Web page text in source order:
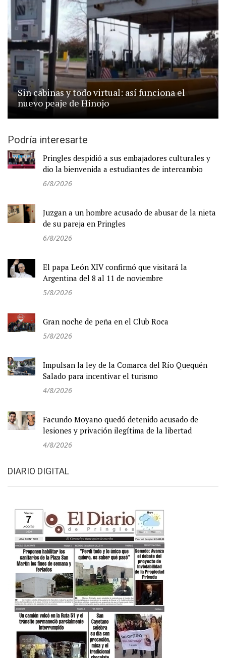
Sin cabinas y todo virtual: así funciona el
nuevo peaje de Hinojo
Podría interesarte
Pringles despidió a sus embajadores culturales y
dio la bienvenida a estudiantes de intercambio
6/8/2026
Juzgan a un hombre acusado de abusar de la nieta
de su pareja en Pringles
6/8/2026
El papa León XIV confirmó que visitará la
Argentina del 8 al 11 de noviembre
5/8/2026
Gran noche de peña en el Club Roca
5/8/2026
Impulsan la ley de la Comarca del Río Quequén
Salado para incentivar el turismo
4/8/2026
Facundo Moyano quedó detenido acusado de
lesiones y privación ilegítima de la libertad
4/8/2026
DIARIO DIGITAL